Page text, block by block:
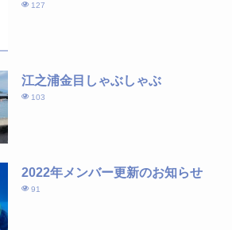
127
江之浦金目しゃぶしゃぶ
103
2022年メンバー更新のお知らせ
91